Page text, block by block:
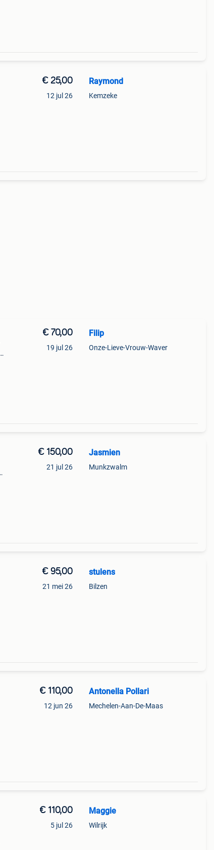
€ 25,00
12 jul 26
Raymond
Kemzeke
€ 70,00
19 jul 26
Filip
Onze-Lieve-Vrouw-Waver
€ 150,00
21 jul 26
Jasmien
Munkzwalm
€ 95,00
21 mei 26
stulens
Bilzen
€ 110,00
12 jun 26
Antonella Pollari
Mechelen-Aan-De-Maas
€ 110,00
5 jul 26
Maggie
Wilrijk